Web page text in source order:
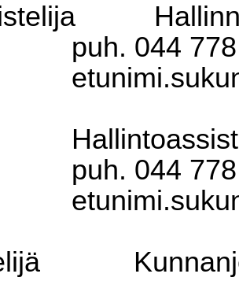
puh. 044
puh. 044